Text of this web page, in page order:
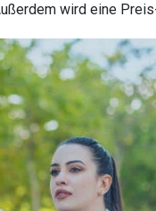
wird eine